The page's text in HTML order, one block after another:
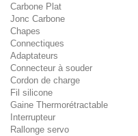
Carbone Plat
Jonc Carbone
Chapes
Connectiques
Adaptateurs
Connecteur à souder
Cordon de charge
Fil silicone
Gaine Thermorétractable
Interrupteur
Rallonge servo